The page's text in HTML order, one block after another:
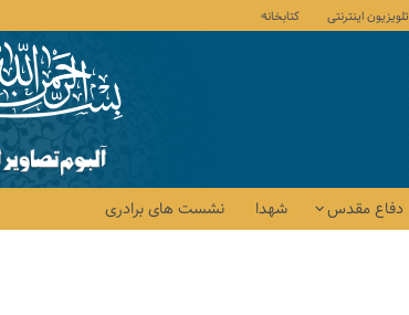
تلویزیون اینترنتی کتابخانه
دفاع مقدس شهدا نشست های برادری